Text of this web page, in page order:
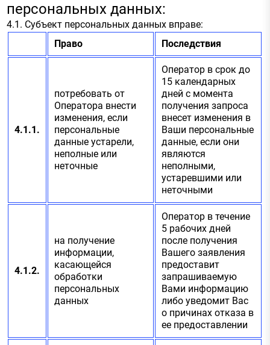
персональных данных:
4.1. Субъект персональных данных вправе:
Право
Последствия
4.1.1.
потребовать от
Оператора внести
изменения, если
персональные
данные устарели,
неполные или
неточные
Оператор в срок до
15 календарных
дней с момента
получения запроса
внесет изменения в
Ваши персональные
данные, если они
являются
неполными,
устаревшими или
неточными
4.1.2.
на получение
информации,
касающейся
обработки
персональных
данных
Оператор в течение
5 рабочих дней
после получения
Вашего заявления
предоставит
запрашиваемую
Вами информацию
либо уведомит Вас
о причинах отказа в
ее предоставлении